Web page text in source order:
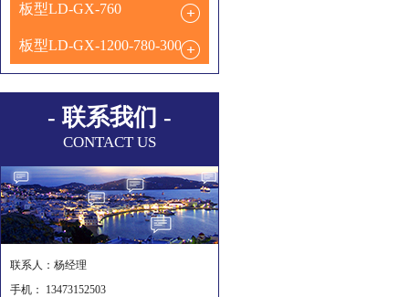
板型LD-GX-760
板型LD-GX-1200-780-300
- 联系我们 -
CONTACT US
联系人：杨经理
手机： 13473152503